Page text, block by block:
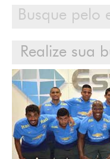
Calendário
Contato
Login